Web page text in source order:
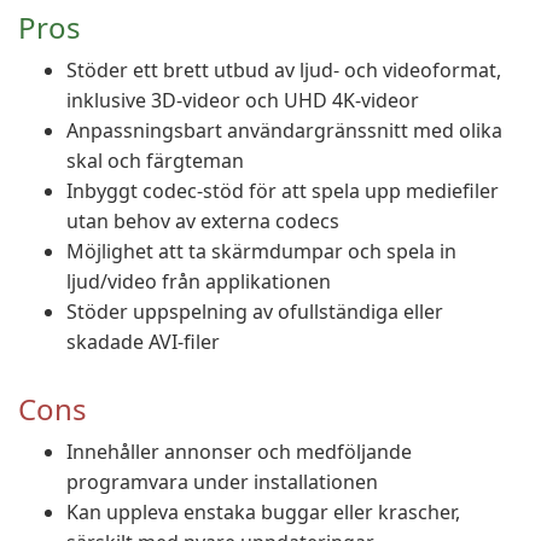
Pros
Stöder ett brett utbud av ljud- och videoformat,
inklusive 3D-videor och UHD 4K-videor
Anpassningsbart användargränssnitt med olika
skal och färgteman
Inbyggt codec-stöd för att spela upp mediefiler
utan behov av externa codecs
Möjlighet att ta skärmdumpar och spela in
ljud/video från applikationen
Stöder uppspelning av ofullständiga eller
skadade AVI-filer
Cons
Innehåller annonser och medföljande
programvara under installationen
Kan uppleva enstaka buggar eller krascher,